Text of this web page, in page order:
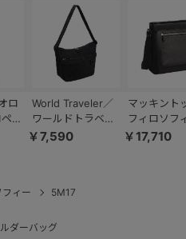
ロ
ル
World Traveler／
ワールドトラベラ
ー ルトン ショル
￥7,590
マッキント
フィロソフ
5M17 ショ
￥17,710
ィー
5M17
ダーバッグ